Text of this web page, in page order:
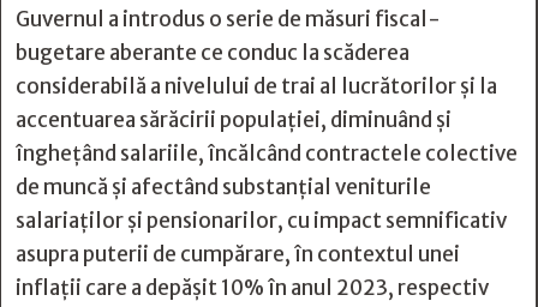
Guvernul a introdus o serie de măsuri fiscal-
bugetare aberante ce conduc la scăderea
considerabilă a nivelului de trai al lucrătorilor şi la
accentuarea sărăcirii populaţiei, diminuând şi
îngheţând salariile, încălcând contractele colective
de muncă şi afectând substanţial veniturile
salariaţilor şi pensionarilor, cu impact semnificativ
asupra puterii de cumpărare, în contextul unei
inflaţii care a depăşit 10% în anul 2023, respectiv